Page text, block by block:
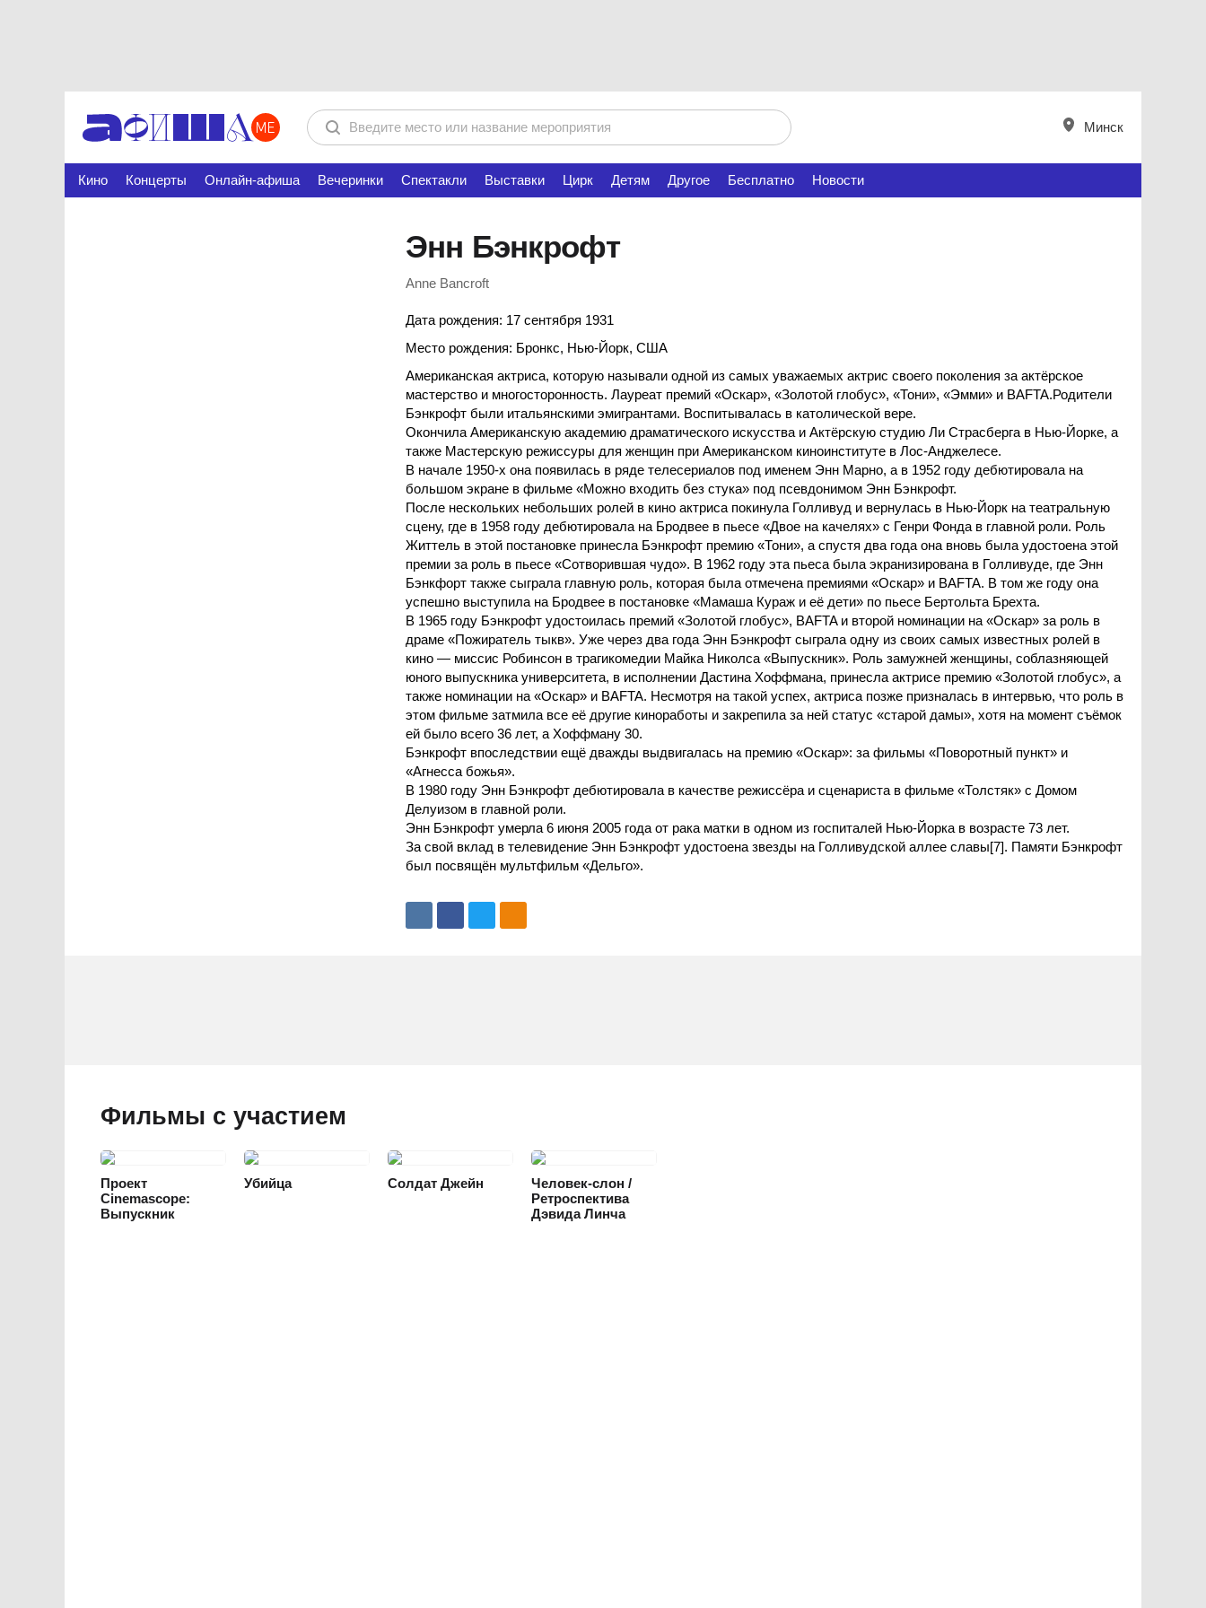
Минск
Кино Концерты Онлайн-афиша Вечеринки Спектакли Выставки Цирк Детям Другое Бесплатно Новости
Энн Бэнкрофт
Anne Bancroft
Дата рождения: 17 сентября 1931
Место рождения: Бронкс, Нью-Йорк, США
Американская актриса, которую называли одной из самых уважаемых актрис своего поколения за актёрское
мастерство и многосторонность. Лауреат премий «Оскар», «Золотой глобус», «Тони», «Эмми» и BAFTA.Родители
Бэнкрофт были итальянскими эмигрантами. Воспитывалась в католической вере.
Окончила Американскую академию драматического искусства и Актёрскую студию Ли Страсберга в Нью-Йорке, а
также Мастерскую режиссуры для женщин при Американском киноинституте в Лос-Анджелесе.
В начале 1950-х она появилась в ряде телесериалов под именем Энн Марно, а в 1952 году дебютировала на
большом экране в фильме «Можно входить без стука» под псевдонимом Энн Бэнкрофт.
После нескольких небольших ролей в кино актриса покинула Голливуд и вернулась в Нью-Йорк на театральную
сцену, где в 1958 году дебютировала на Бродвее в пьесе «Двое на качелях» с Генри Фонда в главной роли. Роль
Життель в этой постановке принесла Бэнкрофт премию «Тони», а спустя два года она вновь была удостоена этой
премии за роль в пьесе «Сотворившая чудо». В 1962 году эта пьеса была экранизирована в Голливуде, где Энн
Бэнкфорт также сыграла главную роль, которая была отмечена премиями «Оскар» и BAFTA. В том же году она
успешно выступила на Бродвее в постановке «Мамаша Кураж и её дети» по пьесе Бертольта Брехта.
В 1965 году Бэнкрофт удостоилась премий «Золотой глобус», BAFTA и второй номинации на «Оскар» за роль в
драме «Пожиратель тыкв». Уже через два года Энн Бэнкрофт сыграла одну из своих самых известных ролей в
кино — миссис Робинсон в трагикомедии Майка Николса «Выпускник». Роль замужней женщины, соблазняющей
юного выпускника университета, в исполнении Дастина Хоффмана, принесла актрисе премию «Золотой глобус», а
также номинации на «Оскар» и BAFTA. Несмотря на такой успех, актриса позже призналась в интервью, что роль в
этом фильме затмила все её другие киноработы и закрепила за ней статус «старой дамы», хотя на момент съёмок
ей было всего 36 лет, а Хоффману 30.
Бэнкрофт впоследствии ещё дважды выдвигалась на премию «Оскар»: за фильмы «Поворотный пункт» и
«Агнесса божья».
В 1980 году Энн Бэнкрофт дебютировала в качестве режиссёра и сценариста в фильме «Толстяк» с Домом
Делуизом в главной роли.
Энн Бэнкрофт умерла 6 июня 2005 года от рака матки в одном из госпиталей Нью-Йорка в возрасте 73 лет.
За свой вклад в телевидение Энн Бэнкрофт удостоена звезды на Голливудской аллее славы[7]. Памяти Бэнкрофт
был посвящён мультфильм «Дельго».
Фильмы с участием
Проект
Cinemascope:
Выпускник
ТРИЛЛЕР
МЕЛОДРАМА
ДРАМА
Убийца
ВОЕННЫЙ
Солдат Джейн
Человек-слон /
Ретроспектива
Дэвида Линча